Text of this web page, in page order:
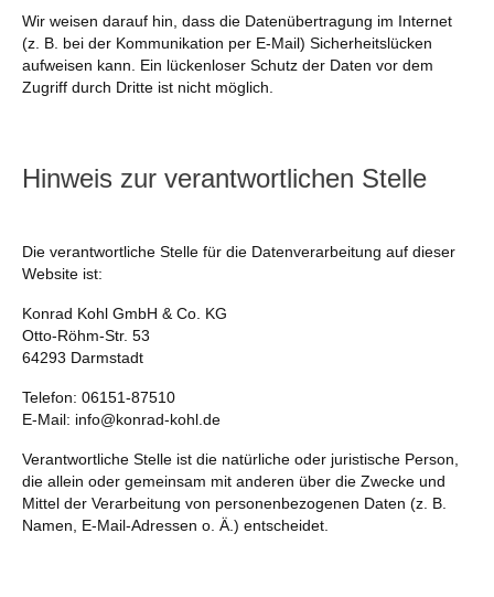
Wir weisen darauf hin, dass die Datenübertragung im Internet
(z. B. bei der Kommunikation per E-Mail) Sicherheitslücken
aufweisen kann. Ein lückenloser Schutz der Daten vor dem
Zugriff durch Dritte ist nicht möglich.
Hinweis zur verantwortlichen Stelle
Die verantwortliche Stelle für die Datenverarbeitung auf dieser
Website ist:
Konrad Kohl GmbH & Co. KG
Otto-Röhm-Str. 53
64293 Darmstadt
Telefon: 06151-87510
E-Mail: info@konrad-kohl.de
Verantwortliche Stelle ist die natürliche oder juristische Person,
die allein oder gemeinsam mit anderen über die Zwecke und
Mittel der Verarbeitung von personenbezogenen Daten (z. B.
Namen, E-Mail-Adressen o. Ä.) entscheidet.